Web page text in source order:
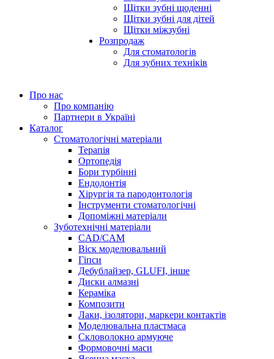
Щітки зубні щоденні
Щітки зубні для дітей
Щітки міжзубні
Розпродаж
Для стоматологів
Для зубних техніків
Про нас
Про компанію
Партнери в Україні
Каталог
Стоматологічні матеріали
Терапія
Ортопедія
Бори турбінні
Ендодонтія
Хірургія та пародонтологія
Інструменти стоматологічні
Допоміжні матеріали
Зуботехнічні матеріали
CAD/CAM
Віск моделювальний
Гіпси
Дебублайзер, GLUFI, інше
Диски алмазні
Кераміка
Композити
Лаки, ізолятори, маркери контактів
Моделювальна пластмаса
Скловолокно армуюче
Формовочні маси